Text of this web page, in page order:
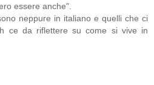
essere anche".
neppure in italiano e quelli che ci
ce da riflettere su come si vive in